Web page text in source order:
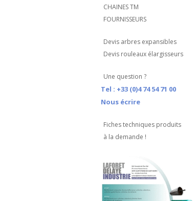
CHAINES TM
FOURNISSEURS
Devis arbres expansibles
Devis rouleaux élargisseurs
Une question ?
Tel : +33 (0)4 74 54 71 00
Nous écrire
Fiches techniques produits
à la demande !